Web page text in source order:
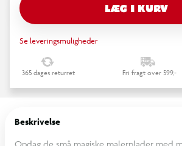
LÆG I KURV
Se leveringsmuligheder
365 dages returret Fri fragt over 599,-
Beskrivelse